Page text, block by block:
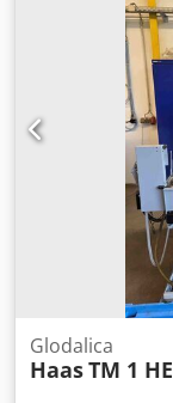
Glodalica
HaasTM 1 HE